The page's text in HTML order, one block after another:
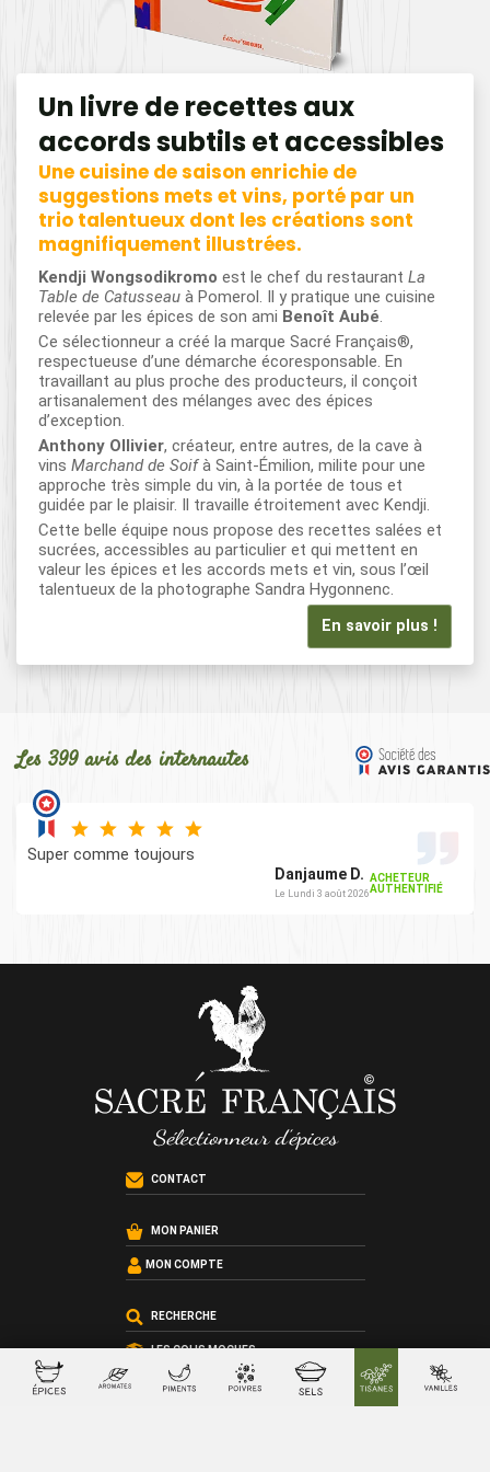
Un livre de recettes aux
accords subtils et accessibles
Une cuisine de saison enrichie de
suggestions mets et vins, porté par un
trio talentueux dont les créations sont
magnifiquement illustrées.
Kendji Wongsodikromo est le chef du restaurant La
Table de Catusseau à Pomerol. Il y pratique une cuisine
relevée par les épices de son ami Benoît Aubé
Ce sélectionneur a créé la marque Sacré Français®,
respectueuse d’une démarche écoresponsable. En
travaillant au plus proche des producteurs, il conçoit
artisanalement des mélanges avec des épices
d’exception.
Anthony Ollivier, créateur, entre autres, de la cave à
vins Marchand de Soifà Saint-Émilion, milite pour une
approche très simple du vin, à la portée de tous et
guidée par le plaisir. Il travaille étroitement avec Kendji.
Cette belle équipe nous propose des recettes salées et
sucrées, accessibles au particulier et qui mettent en
valeur les épices et les accords mets et vin, sous l’œil
talentueux de la photographe Sandra Hygonnenc.
En savoir plus !
Les 399 avis des internautes
Super comme toujours
Danjaume D.
Le Lundi 3 août 2026
ACHETEUR
AUTHENTIFIÉ
CONTACT
MON PANIER
MON COMPTE
RECHERCHE
LES COLIS MOCHES
LES RECETTES